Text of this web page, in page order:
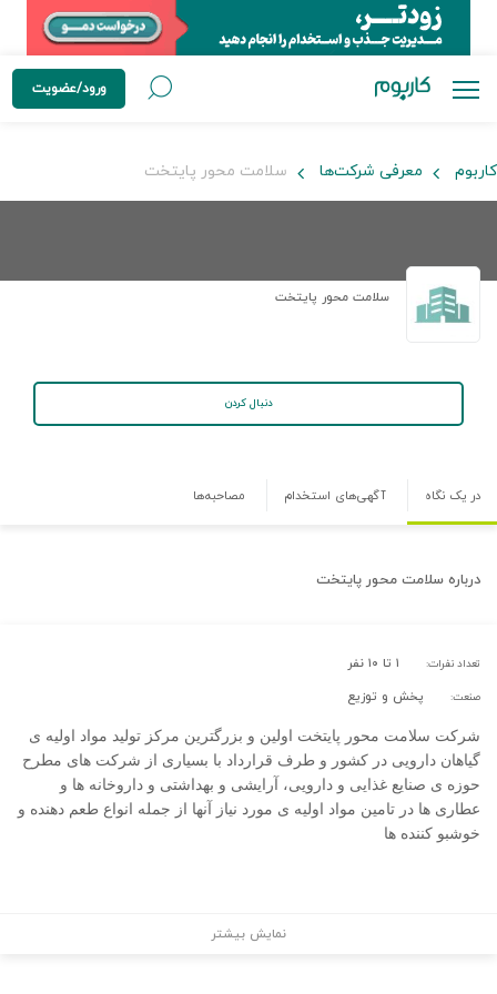
ورود/عضویت
کاربوم معرفی شرکت‌ها سلامت محور پایتخت
سلامت محور پایتخت
دنبال کردن
در یک نگاه آگهی‌های استخدام مصاحبه‌ها
درباره سلامت محور پایتخت
تعداد نفرات: ۱ تا ۱۰ نفر
صنعت: پخش و توزیع
شرکت سلامت محور پایتخت اولین و بزرگترین مرکز تولید مواد اولیه ی
گیاهان دارویی در کشور و طرف قرارداد با بسیاری از شرکت های مطرح
حوزه ی صنایع غذایی و دارویی، آرایشی و بهداشتی و داروخانه ها و
عطاری ها در تامین مواد اولیه ی مورد نیاز آنها از جمله انواع طعم دهنده و
خوشبو کننده ها
نمایش بیشتر